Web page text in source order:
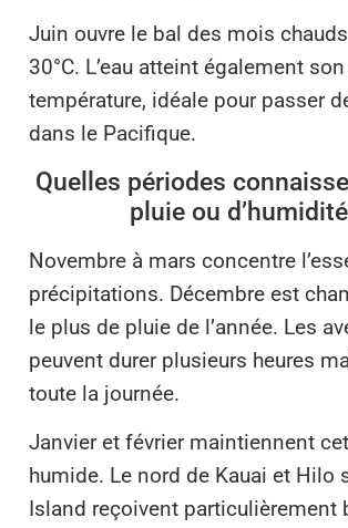
Juin ouvre le bal des mois
30°C. L’eau atteint également
température, idéale pour passer
dans le Pacifique.
Quelles périodes
pluie ou
Novembre à mars concentre
précipitations. Décembre est
le plus de pluie de l’année. Les
peuvent durer plusieurs heures
toute la journée.
Janvier et février maintiennent
humide. Le nord de Kauai et Hilo
Island reçoivent particulièrement